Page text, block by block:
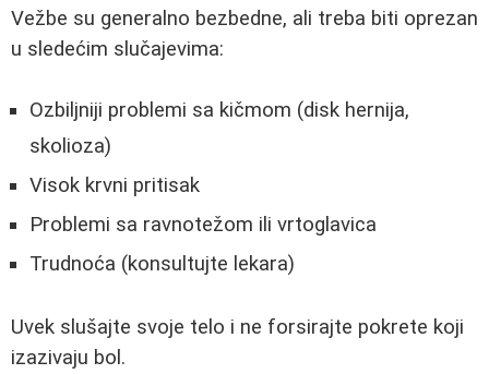
Vežbe su generalno bezbedne, ali treba biti oprezan
u sledećim slučajevima:
Ozbiljniji problemi sa kičmom (disk hernija,
skolioza)
Visok krvni pritisak
Problemi sa ravnotežom ili vrtoglavica
Trudnoća (konsultujte lekara)
Uvek slušajte svoje telo i ne forsirajte pokrete koji
izazivaju bol.